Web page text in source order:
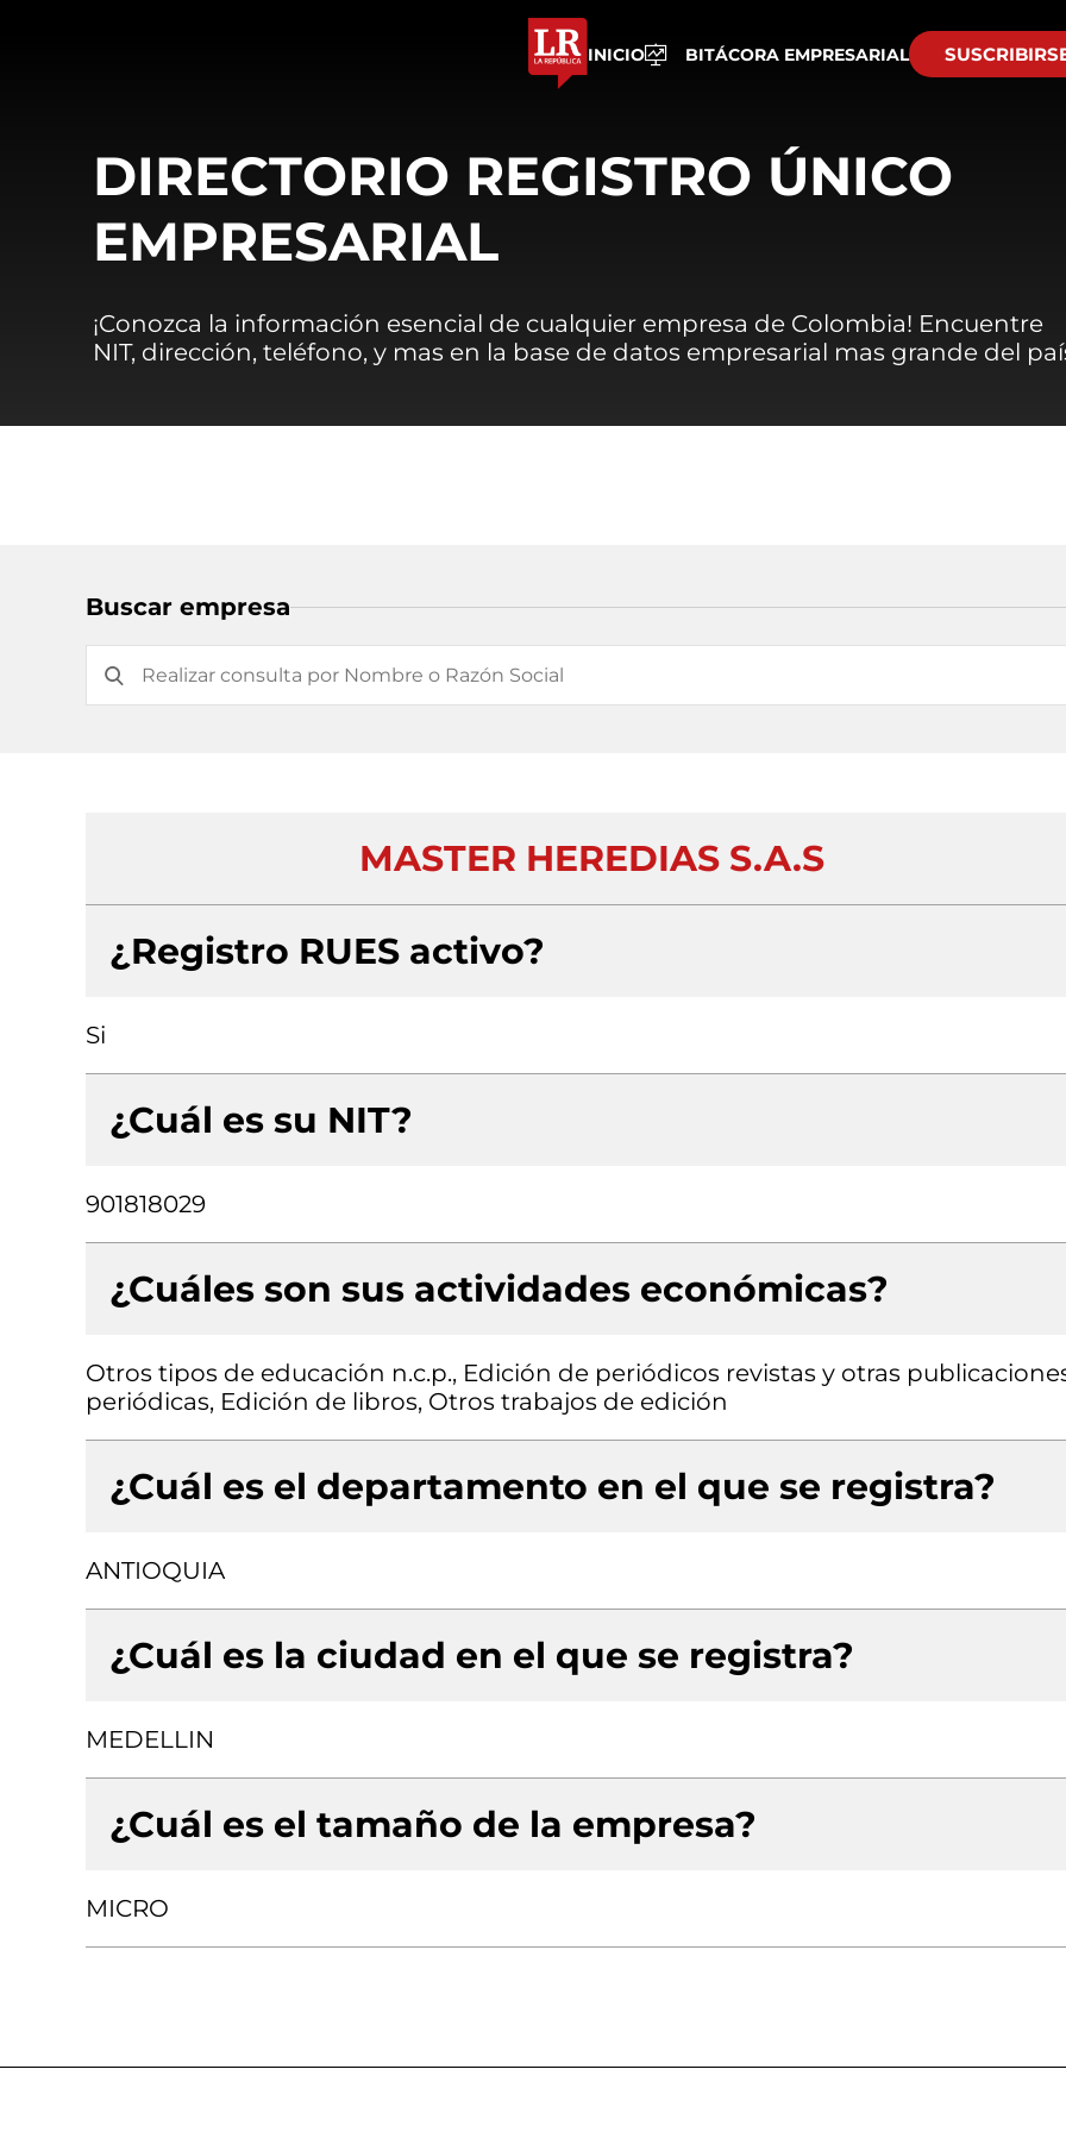
INICIO BITÁCORA EMPRESARIAL
DIRECTORIO REGISTRO ÚNICO
EMPRESARIAL
¡Conozca la información esencial de cualquier empresa de Colombia! Encuentre
NIT, dirección, teléfono, y mas en la base de datos empresarial mas grande del
Buscar empresa
MASTER HEREDIAS S.A.S
¿Registro RUES activo?
Si
¿Cuál es su NIT?
901818029
¿Cuáles son sus actividades económicas?
Otros tipos de educación n.c.p., Edición de periódicos revistas y otras
periódicas, Edición de libros, Otros trabajos de edición
¿Cuál es el departamento en el que se registra?
ANTIOQUIA
¿Cuál es la ciudad en el que se registra?
MEDELLIN
¿Cuál es el tamaño de la empresa?
MICRO